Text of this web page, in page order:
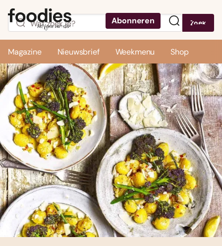
Abonneren Zoek
Magazine Nieuwsbrief Weekmenu Shop